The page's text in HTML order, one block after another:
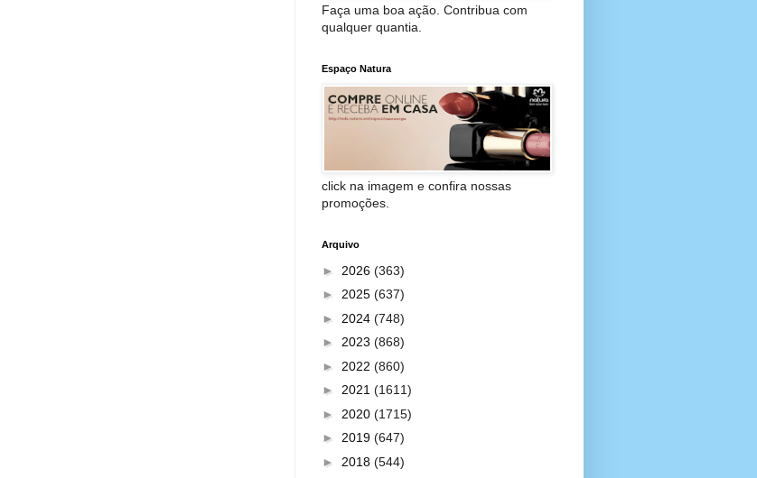
Faça uma boa ação. Contribua com
qualquer quantia.
Espaço Natura
click na imagem e confira nossas
promoções.
Arquivo
► 2026 (363)
► 2025 (637)
► 2024 (748)
► 2023 (868)
► 2022 (860)
► 2021 (1611)
► 2020 (1715)
► 2019 (647)
► 2018 (544)